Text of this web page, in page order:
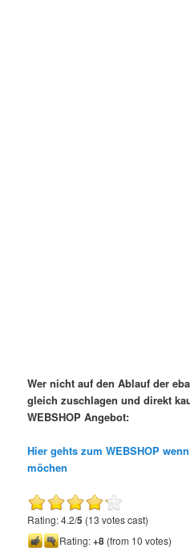
Wer nicht auf den Ablauf der
gleich zuschlagen und direkt
WEBSHOP Angebot:
Hier gehts zum WEBSHOP
möchen
Rating: 4.2/5 (13 votes cast)
Rating:+8 (from 10 votes)